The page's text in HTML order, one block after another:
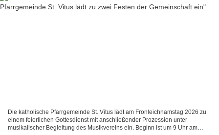
Die katholische Pfarrgemeinde St. Vitus lädt am Fronleichnamstag 2026 zu
einem feierlichen Gottesdienst mit anschließender Prozession unter
musikalischer Begleitung des Musikvereins ein. Beginn ist um 9 Uhr am